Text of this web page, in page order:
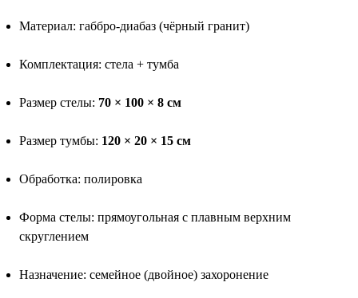
Материал: габбро-диабаз (чёрный гранит)
Комплектация: стела + тумба
Размер стелы: 70 × 100 × 8 см
Размер тумбы: 120 × 20 × 15 см
Обработка: полировка
Форма стелы: прямоугольная с плавным верхним
скруглением
Назначение: семейное (двойное) захоронение